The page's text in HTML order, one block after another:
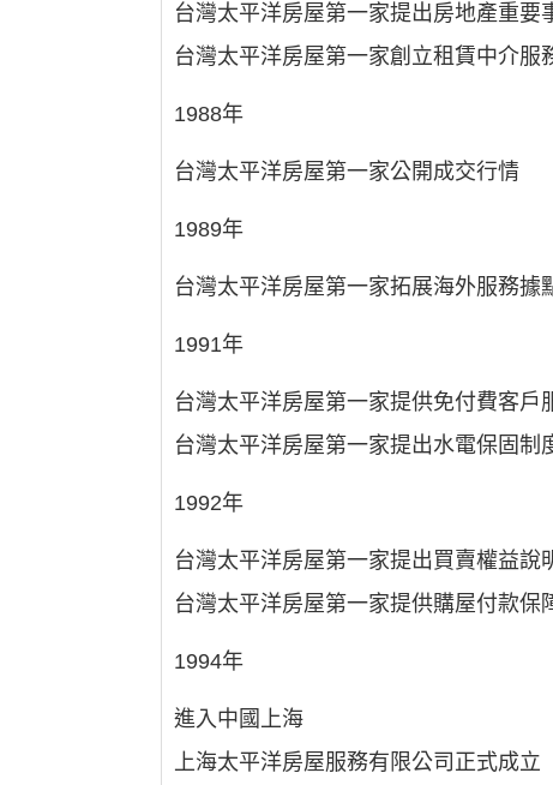
台灣太平洋房屋第一家提出房地產重要
台灣太平洋房屋第一家創立租賃中介服
1988年
台灣太平洋房屋第一家公開成交行情
1989年
台灣太平洋房屋第一家拓展海外服務據
1991年
台灣太平洋房屋第一家提供免付費客戶
台灣太平洋房屋第一家提出水電保固制
1992年
台灣太平洋房屋第一家提出買賣權益說
台灣太平洋房屋第一家提供購屋付款保
1994年
進入中國上海
上海太平洋房屋服務有限公司正式成立